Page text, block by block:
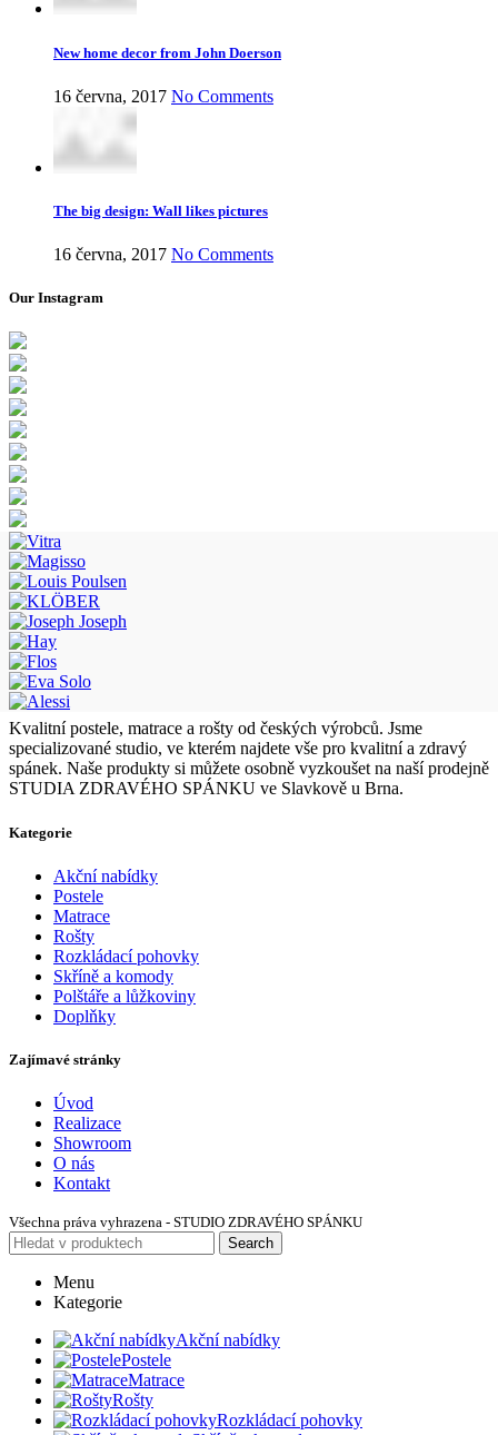
New home decor from John Doerson
16 června, 2017 No Comments
The big design: Wall likes pictures
16 června, 2017 No Comments
Our Instagram
Kvalitní postele, matrace a rošty od českých výrobců. Jsme
specializované studio, ve kterém najdete vše pro kvalitní a zdravý
spánek. Naše produkty si můžete osobně vyzkoušet na naší prodejně
STUDIA ZDRAVÉHO SPÁNKU ve Slavkově u Brna.
Kategorie
Akční nabídky
Postele
Matrace
Rošty
Rozkládací pohovky
Skříně a komody
Polštáře a lůžkoviny
Doplňky
Zajímavé stránky
Úvod
Realizace
Showroom
O nás
Kontakt
Všechna práva vyhrazena - STUDIO ZDRAVÉHO SPÁNKU
Search
Menu
Kategorie
Akční nabídky
Postele
Matrace
Rošty
Rozkládací pohovky